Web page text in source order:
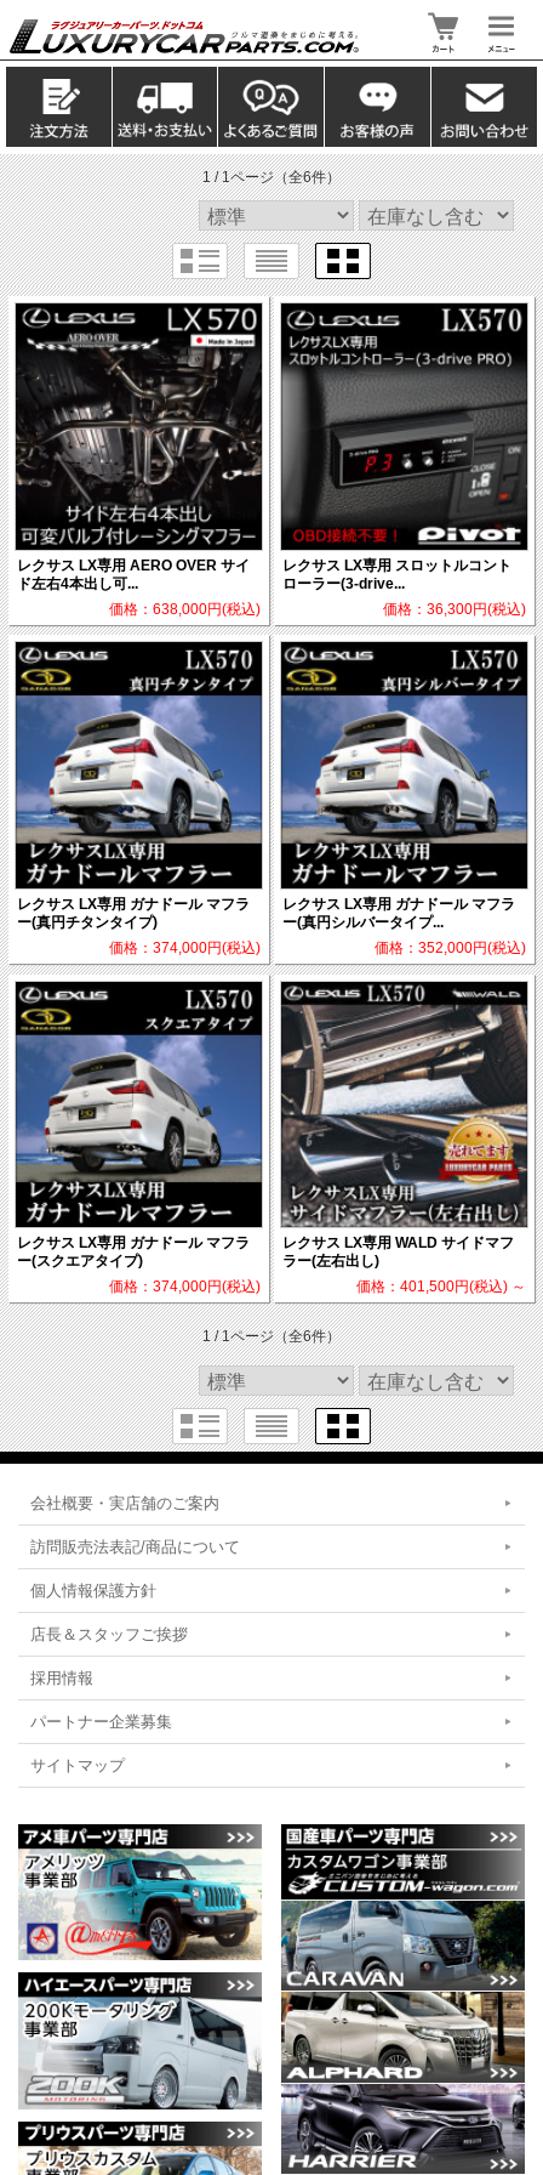
1 / 1ページ（全6件）
レクサス LX専用 AERO OVER サイ
ド左右4本出し可...
価格：638,000円(税込)
レクサス LX専用 スロットルコント
ローラー(3-drive...
価格：36,300円(税込)
レクサス LX専用 ガナドール マフラ
ー(真円チタンタイプ)
価格：374,000円(税込)
レクサス LX専用 ガナドール マフラ
ー(真円シルバータイプ...
価格：352,000円(税込)
レクサス LX専用 ガナドール マフラ
ー(スクエアタイプ)
価格：374,000円(税込)
レクサス LX専用 WALD サイドマフ
ラー(左右出し)
価格：401,500円(税込) ～
1 / 1ページ（全6件）
会社概要・実店舗のご案内
訪問販売法表記/商品について
個人情報保護方針
店長＆スタッフご挨拶
採用情報
パートナー企業募集
サイトマップ